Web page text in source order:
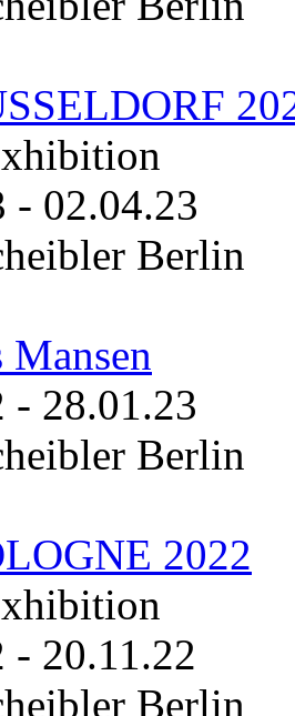
- 02.04.23
Berlin
- 28.01.23
Berlin
2022
- 20.11.22
Berlin